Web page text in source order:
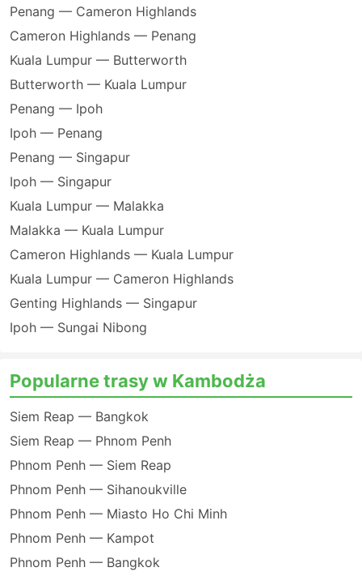
Penang — Cameron Highlands
Cameron Highlands — Penang
Kuala Lumpur — Butterworth
Butterworth — Kuala Lumpur
Penang — Ipoh
Ipoh — Penang
Penang — Singapur
Ipoh — Singapur
Kuala Lumpur — Malakka
Malakka — Kuala Lumpur
Cameron Highlands — Kuala Lumpur
Kuala Lumpur — Cameron Highlands
Genting Highlands — Singapur
Ipoh — Sungai Nibong
Popularne trasy w Kambodża
Siem Reap — Bangkok
Siem Reap — Phnom Penh
Phnom Penh — Siem Reap
Phnom Penh — Sihanoukville
Phnom Penh — Miasto Ho Chi Minh
Phnom Penh — Kampot
Phnom Penh — Bangkok